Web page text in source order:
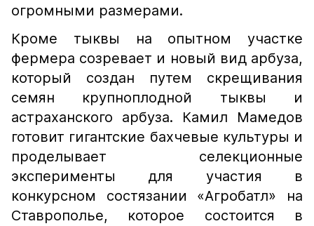
огромными размерами.
Кроме тыквы на опытном участке
фермера созревает и новый вид арбуза,
который создан путем скрещивания
семян крупноплодной тыквы и
астраханского арбуза. Камил Мамедов
готовит гигантские бахчевые культуры и
проделывает селекционные
эксперименты для участия в
конкурсном состязании «Агробатл» на
Ставрополье, которое состоится в